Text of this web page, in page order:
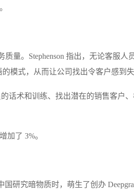
量。Stephenson 指出，无论客服人
模式，从而让公司找出令客户感到失
话术和训练、找出潜在的销售客户、
加了 3%。
国研究暗物质时，萌生了创办